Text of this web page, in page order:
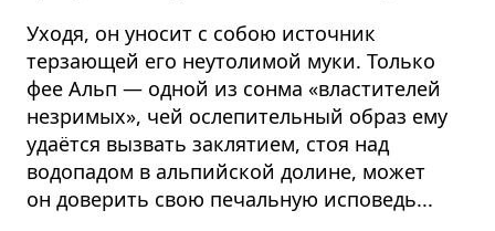
Уходя, он уносит с собою источник
терзающей его неутолимой муки. Только
фее Альп — одной из сонма «властителей
незримых», чей ослепительный образ ему
удаётся вызвать заклятием, стоя над
водопадом в альпийской долине, может
он доверить свою печальную исповедь...